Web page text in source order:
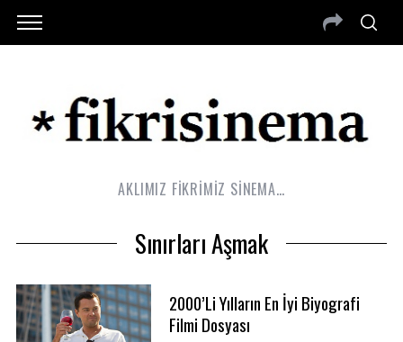
AKLIMIZ FİKRİMİZ SİNEMA…
Sınırları Aşmak
2000’li Yılların En İyi Biyografi
Filmi Dosyası